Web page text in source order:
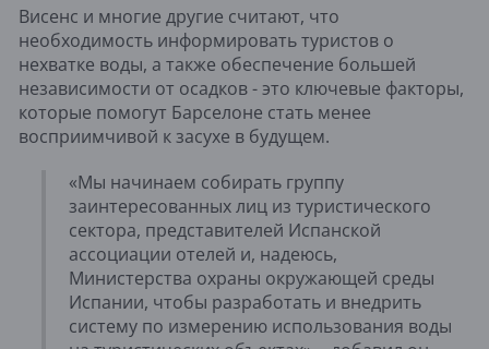
Висенс и многие другие считают, что
необходимость информировать туристов о
нехватке воды, а также обеспечение большей
независимости от осадков - это ключевые факторы,
которые помогут Барселоне стать менее
восприимчивой к засухе в будущем.
«Мы начинаем собирать группу
заинтересованных лиц из туристического
сектора, представителей Испанской
ассоциации отелей и, надеюсь,
Министерства охраны окружающей среды
Испании, чтобы разработать и внедрить
систему по измерению использования воды